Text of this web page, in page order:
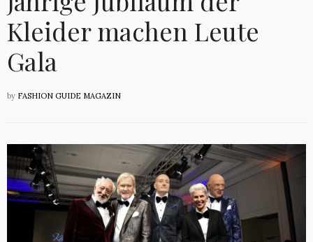
Kleider machen Leute
Gala
by FASHION GUIDE MAGAZIN